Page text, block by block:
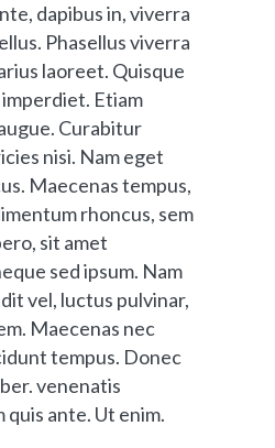
dapibus in, viverra
Phasellus viverra
laoreet. Quisque
Etiam
Curabitur
nisi. Nam eget
Maecenas tempus,
rhoncus, sem
sit amet
sed ipsum. Nam
vel, luctus pulvinar,
Maecenas nec
tempus. Donec
venenatis
quis ante. Ut enim.